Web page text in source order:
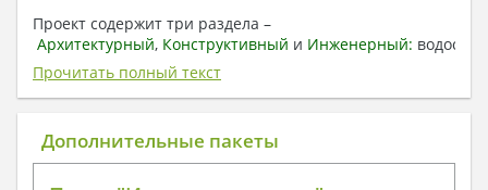
Проект содержит три раздела –
Архитектурный, Конструктивный и Инженерный:
отопление, вентиляция, канализация,
электроснабжение (приобретается за дополнительную
плату) + Пояснительная записка.
1. Архитектурный раздел:
Прочитать полный текст
Дополнительные пакеты